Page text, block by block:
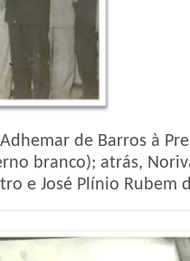
de Barros à
branco); atrás,
e José Plínio Rubem